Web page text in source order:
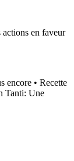
actions en faveur
encore • Recette
Tanti: Une